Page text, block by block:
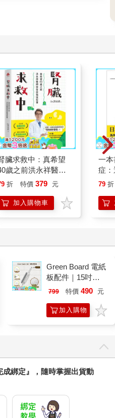
物走到浴室，門竟是鎖起來
缸裡，擁抱著彼此。不管做什
卻覺得困惑，浴缸有什麼遊戲
在玩吸奶的遊戲。」她說完
大姊奶頭後認真評論：「嗯，
試看我的？」好啊，大姊低頭
怎麼是臭酸的！」然後，她轉
：「純，要不要給姊姊吸吸看
門都沒記得闔上，便穿過長長
說不喝就會死。二姊躺在地上
後二姊復活，百般勸誡我快點
向的身體遊戲嗎？坦白說我不
傻，怎麼弄都不會生氣，隨便
的餘興節目，未曾參與任何遊
逃的我，只能把自己鎖在房
潦草的圖，缺乏繪畫天份的我
粉色玻璃紙，封印，結束這一
願意讓黑色陰影倒流進身體，
的睫毛、厚實的身軀，細看會
的雙臂，擁抱遲來的新生。
怖小徑，乾爽的涼風迎面而
是什麼事都沒有發生。大象捲
、親吻阿美……這麼多年過
憶著，時時修正對人事物的評
應。無關少女革命，這僅僅是
時差便縮短一些，大象身上的
臟求救中：真希望
歲之前洪永祥醫師
告訴我這些事
折 特價 379 元
加入購物車
一
症
開
的
79 折
Green Board 電紙
板配件｜15吋
ECO專用 三合一
板 替換筆 板擦
799 特價 490 元
加入購物
綁定』，隨時掌握出貨動